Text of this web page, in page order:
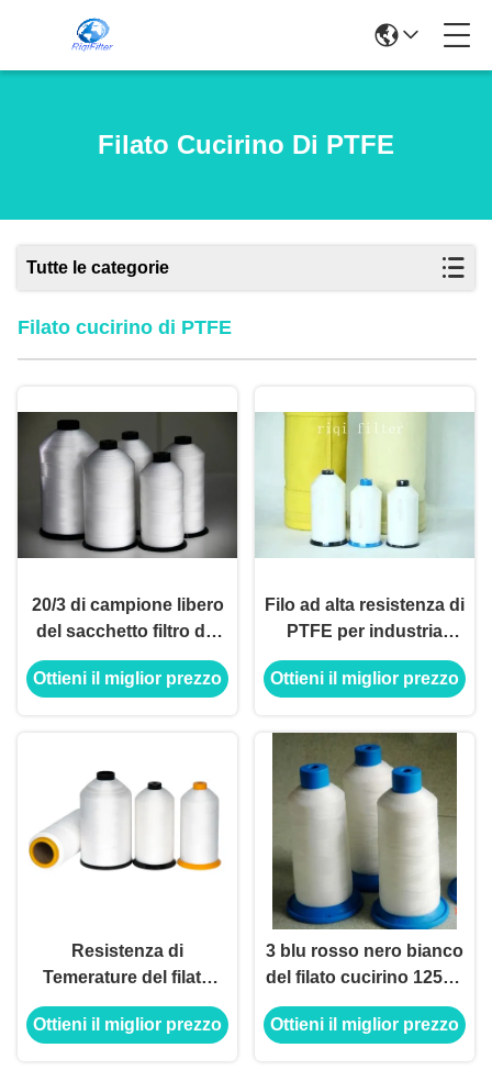
Filato Cucirino Di PTFE
Tutte le categorie
Filato cucirino di PTFE
20/3 di campione libero
del sacchetto filtro del
filato cucirino 1250d di
PTFE ha sostenuto il
Ottieni il miglior prezzo
Filo ad alta resistenza di
PTFE per industria
chimica di filtrazione di
protezione
Ottieni il miglior prezzo
Resistenza di
Temerature del filato
cucirino di 100% PTFE
1250d 1500d 1800d alta
Ottieni il miglior prezzo
3 blu rosso nero bianco
del filato cucirino 1250d
del sacchetto filtro di
Strind PTFE
Ottieni il miglior prezzo